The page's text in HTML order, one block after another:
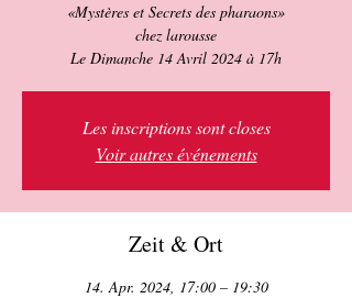
«Mystères et Secrets des pharaons»
chez larousse
Le Dimanche 14 Avril 2024 à 17h
Les inscriptions sont closes
Voir autres événements
Zeit & Ort
14. Apr. 2024, 17:00 – 19:30